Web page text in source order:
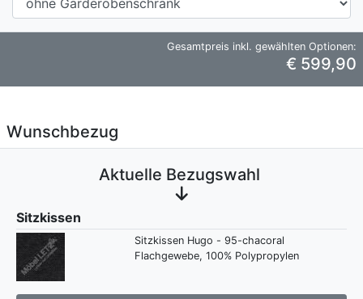
Gesamtpreis inkl. gewählten Optionen:
€ 599,90
Wunschbezug
Aktuelle Bezugswahl
Sitzkissen
Sitzkissen Hugo - 95-chacoral
Flachgewebe, 100% Polypropylen